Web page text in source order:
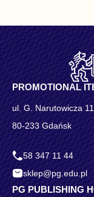
PROMOTIONAL
ul. G. Narutowicza
80-233 Gdańsk
58 347 11 44
sklep@pg.edu.pl
PG PUBLISHING